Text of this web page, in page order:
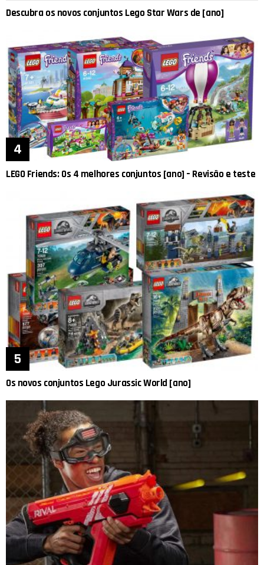
Descubra os novos conjuntos Lego Star Wars de [ano]
LEGO Friends: Os 4 melhores conjuntos [ano] – Revisão e teste
Os novos conjuntos Lego Jurassic World [ano]